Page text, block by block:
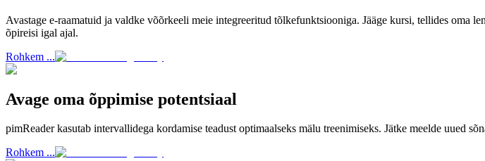
Avastage e-raamatuid ja valdke võõrkeeli meie integreeritud tõlkefunktsiooniga. Jääge kursi, tellides oma
õpireisi igal ajal.
Rohkem ...
Avage oma õppimise potentsiaal
pimReader kasutab intervallidega kordamise teadust optimaalseks mälu treenimiseks. Jätke meelde uued
Rohkem ...